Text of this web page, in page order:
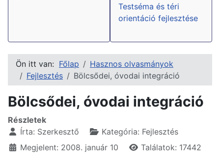
Testséma és téri
orientáció fejlesztése
Ön itt van: Főlap
Hasznos olvasmányok
Fejlesztés
Bölcsődei, óvodai integráció
Bölcsődei, óvodai integráció
Részletek
Írta: Szerkesztő Kategória: Fejlesztés
Megjelent: 2008. január 10
Találatok: 17442